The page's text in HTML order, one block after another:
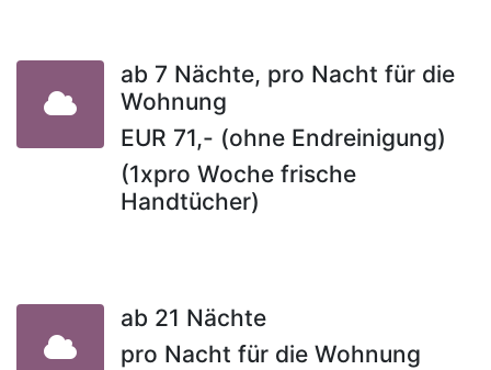
ab 7 Nächte, pro Nacht für die
Wohnung
EUR 71,- (ohne Endreinigung)
(1xpro Woche frische
Handtücher)
ab 21 Nächte
pro Nacht für die Wohnung